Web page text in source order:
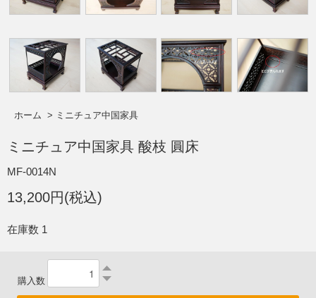
ホーム > ミニチュア中国家具
ミニチュア中国家具 酸枝 圓床
MF-0014N
13,200円(税込)
在庫数 1
購入数